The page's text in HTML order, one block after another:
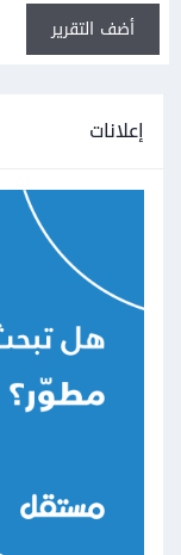
أضف التقرير
إعلانات